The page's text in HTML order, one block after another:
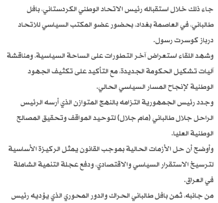
جاء ذلك خلال استقباله رئيس الاتحاد الوطني الكردستاني، بافل
طالباني، في العاصمة بغداد، بحضور عضو المكتب السياسي للاتحاد
درباز كوسرت رسول.
وشهد اللقاء استعراض آخر التطورات على الساحة السياسية، ومناقشة
آليات تشكيل الحكومة الجديدة، مع التأكيد على تكثيف الجهود
الوطنية لإنجاح المسار السياسي الحالي.
وجدد رئيس الجمهورية التزامه بالنهج المتوازن الذي أرسه الرئيس
الراحل جلال طالباني (مام جلال) لتوحيد المواقف وتحقيق المصالح
الوطنية العليا.
وأوضح أن حل الأزمات الحالية بموجب القانون يمثل الركيزة الأساسية
لترسيخ الاستقرار السياسي والاقتصادي، ودفع عجلة التنمية الشاملة
في العراق.
من جانبه، ثمن بافل طالباني الحراك والدور المحوري الذي يؤديه رئيس